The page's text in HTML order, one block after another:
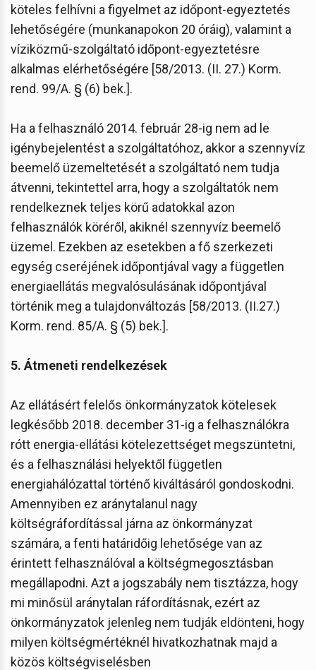
köteles felhívni a figyelmet az időpont-egyeztetés
lehetőségére (munkanapokon 20 óráig), valamint a
víziközmű-szolgáltató időpont-egyeztetésre
alkalmas elérhetőségére [58/2013. (II. 27.) Korm.
rend. 99/A. § (6) bek.].
Ha a felhasználó 2014. február 28-ig nem ad le
igénybejelentést a szolgáltatóhoz, akkor a szennyvíz
beemelő üzemeltetését a szolgáltató nem tudja
átvenni, tekintettel arra, hogy a szolgáltatók nem
rendelkeznek teljes körű adatokkal azon
felhasználók köréről, akiknél szennyvíz beemelő
üzemel. Ezekben az esetekben a fő szerkezeti
egység cseréjének időpontjával vagy a független
energiaellátás megvalósulásának időpontjával
történik meg a tulajdonváltozás [58/2013. (II.27.)
Korm. rend. 85/A. § (5) bek.].
5. Átmeneti rendelkezések
Az ellátásért felelős önkormányzatok kötelesek
legkésőbb 2018. december 31-ig a felhasználókra
rótt energia-ellátási kötelezettséget megszüntetni,
és a felhasználási helyektől független
energiahálózattal történő kiváltásáról gondoskodni.
Amennyiben ez aránytalanul nagy
költségráfordítással járna az önkormányzat
számára, a fenti határidőig lehetősége van az
érintett felhasználóval a költségmegosztásban
megállapodni. Azt a jogszabály nem tisztázza, hogy
mi minősül aránytalan ráfordításnak, ezért az
önkormányzatok jelenleg nem tudják eldönteni, hogy
milyen költségmértéknél hivatkozhatnak majd a
közös költségviselésben